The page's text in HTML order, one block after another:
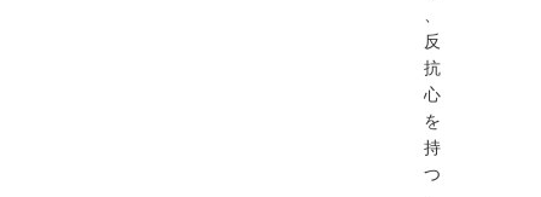
反
抗
心
を
持
つ